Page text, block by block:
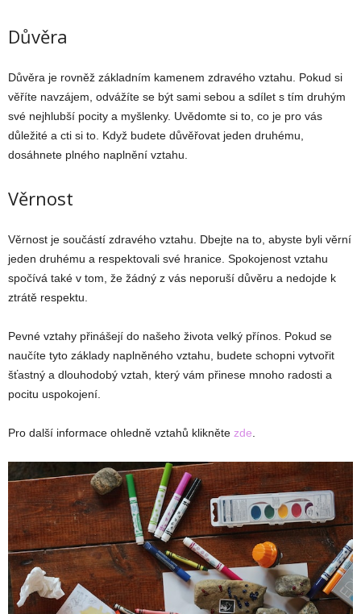
Důvěra
Důvěra je rovněž základním kamenem zdravého vztahu. Pokud si
věříte navzájem, odvážíte se být sami sebou a sdílet s tím druhým
své nejhlubší pocity a myšlenky. Uvědomte si to, co je pro vás
důležité a cti si to. Když budete důvěřovat jeden druhému,
dosáhnete plného naplnění vztahu.
Věrnost
Věrnost je součástí zdravého vztahu. Dbejte na to, abyste byli věrní
jeden druhému a respektovali své hranice. Spokojenost vztahu
spočívá také v tom, že žádný z vás neporuší důvěru a nedojde k
ztrátě respektu.
Pevné vztahy přinášejí do našeho života velký přínos. Pokud se
naučíte tyto základy naplněného vztahu, budete schopni vytvořit
šťastný a dlouhodobý vztah, který vám přinese mnoho radosti a
pocitu uspokojení.
Pro další informace ohledně vztahů klikněte zde